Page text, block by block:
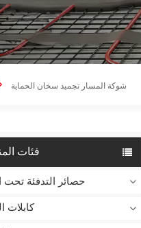
شوكة المسار تجميد سخان الحماية
فئات
حصائر التدفئة تحت
كابلات